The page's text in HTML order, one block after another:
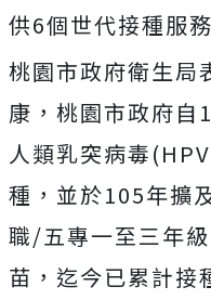
供6個世代接種服
桃園市政府衛生局
康，桃園市政府自
人類乳突病毒
種，並於105年擴
職/五專一至三年
苗，迄今已累計接